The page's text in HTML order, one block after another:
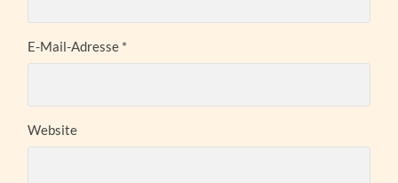
E-Mail-Adresse *
Website